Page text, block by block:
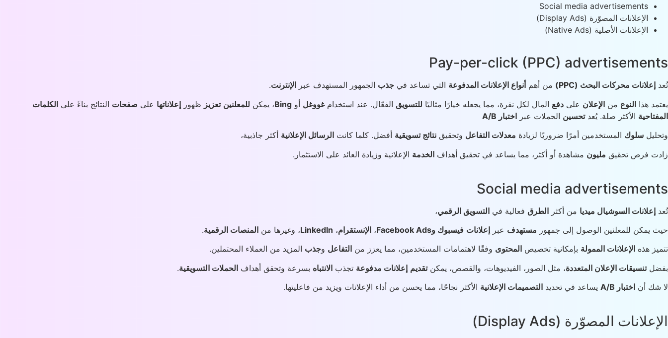
Social media advertisements
الإعلانات المصوّرة (Display Ads)
الإعلانات الأصلية (Native Ads)
Pay-per-click (PPC) advertisements
تُعد إعلانات محركات البحث (PPC) من أهم أنواع الإعلانات المدفوعة التي تساعد في جذب الجمهور المستهدف عبر الإنترنت.
يعتمد هذا النوع من الإعلان على دفع المال لكل نقرة، مما يجعله خيارًا مثاليًا للتسويق الفعّال. عند استخدامغووغل أو Bing، يمكن للمعلنين تعزيز ظهور إعلاناتها على صفحات النتائج بناءً على الكلمات
المفتاحية الأكثر صلة. يُعدتحسين الحملات عبر اختبار A/B
وتحليل سلوك المستخدمين أمرًا ضروريًا لزيادة معدلات التفاعل وتحقيق نتائج تسويقية أفضل. كلما كانت الرسائل الإعلانية أكثر جاذبية،
زادت فرص تحقيق مليون مشاهدة أو أكثر، مما يساعد في تحقيق أهداف الخدمة الإعلانية وزيادة العائد على الاستثمار.
Social media advertisements
تُعد إعلانات السوشيال ميديا من أكثر الطرق فعالية في التسويق الرقمي،
حيث يمكن للمعلنين الوصول إلى جمهور مستهدف عبر إعلانات فيسبوك وFacebook Ads ، الإنستقرام، LinkedIn، وغيرها من المنصات الرقمية.
تتميز هذه الإعلانات الممولة بإمكانية تخصيص المحتوى وفقًا لاهتمامات المستخدمين، مما يعزز من التفاعل وجذب المزيد من العملاء المحتملين.
بفضلتنسيقات الإعلان المتعددة، مثل الصور، الفيديوهات، والقصص، يمكنتقديم إعلانات مدفوعة تجذب الانتباه بسرعة وتحقق أهداف الحملات التسويقية.
لا شك أن اختبار A/B يساعد في تحديد التصميمات الإعلانية الأكثر نجاحًا، مما يحسن من أداء الإعلانات ويزيد من فاعليتها.
الإعلانات المصوّرة (Display Ads)